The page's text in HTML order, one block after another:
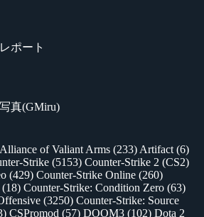
ポート
真(GMiru)
Alliance of Valiant Arms (233) Artifact (6)
Strike (5153) Counter-Strike 2 (CS2)
(429) Counter-Strike Online (260)
(18) Counter-Strike: Condition Zero (63)
(3250) Counter-Strike: Source
CSPromod (57) DOOM3 (102) Dota 2